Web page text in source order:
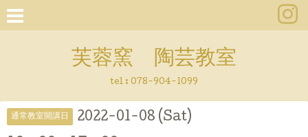
芙蓉窯 陶芸教室
tel : 078-904-1099
通常教室開講日 2022-01-08 (Sat)